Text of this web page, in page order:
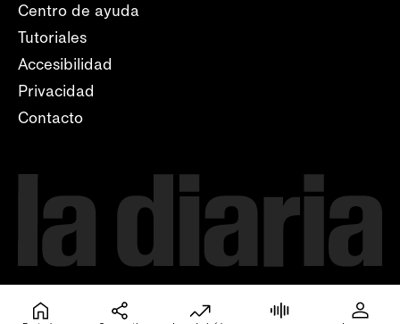
Centro de ayuda
Tutoriales
Accesibilidad
Privacidad
Contacto